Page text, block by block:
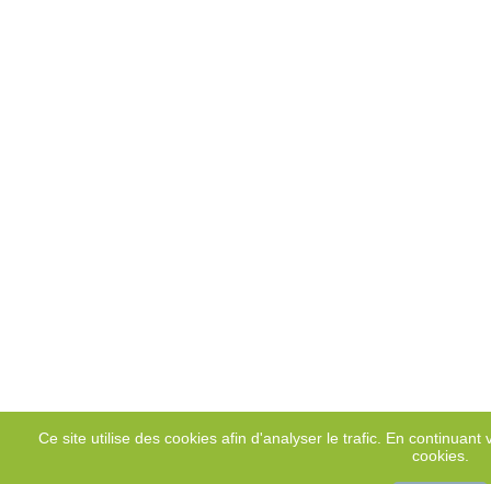
Ce site utilise des cookies afin d'analyser le trafic. En
cookies.